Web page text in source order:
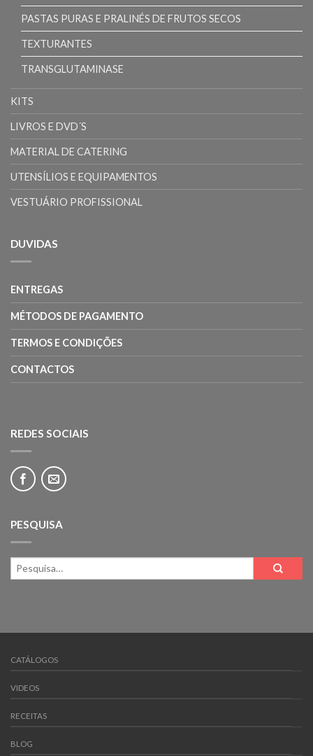
PASTAS PURAS E PRALINÉS DE FRUTOS SECOS
TEXTURANTES
TRANSGLUTAMINASE
KITS
LIVROS E DVD´S
MATERIAL DE CATERING
UTENSÍLIOS E EQUIPAMENTOS
VESTUÁRIO PROFISSIONAL
DUVIDAS
ENTREGAS
MÉTODOS DE PAGAMENTO
TERMOS E CONDIÇÕES
CONTACTOS
REDES SOCIAIS
PESQUISA
CATÁLOGOS
VIDEOS
RECEITAS
BLOG